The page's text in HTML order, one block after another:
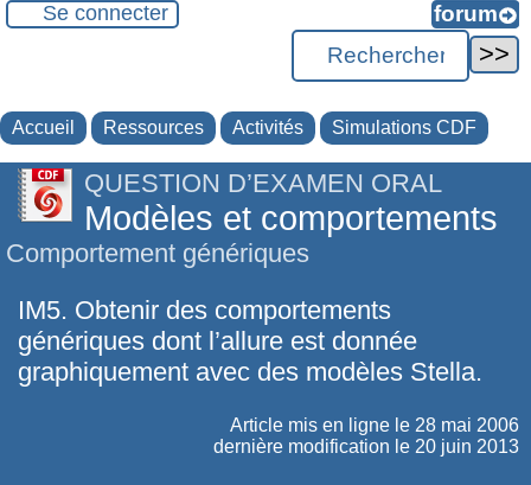
Se connecter
Accueil Ressources Activités Simulations CDF
QUESTION D’EXAMEN ORAL
Modèles et comportements
Comportement génériques
IM5. Obtenir des comportements
génériques dont l’allure est donnée
graphiquement avec des modèles Stella.
Article mis en ligne le 28 mai 2006
dernière modification le 20 juin 2013